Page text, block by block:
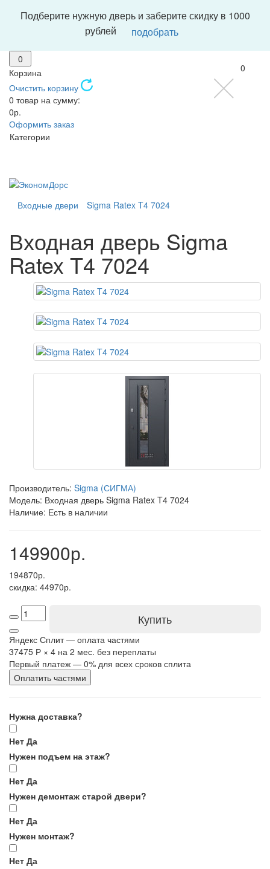
Подберите нужную дверь и заберите скидку в 1000
рублей
подобрать
0
0
Корзина
Очистить корзину
0 товар на сумму:
0р.
Оформить заказ
Категории
Входные двери Sigma Ratex T4 7024
Входная дверь Sigma
Ratex T4 7024
Производитель: Sigma (СИГМА)
Модель: Входная дверь Sigma Ratex T4 7024
Наличие: Есть в наличии
149900р.
194870р.
скидка: 44970р.
Купить
Яндекс Сплит — оплата частями
37475 Р × 4 на 2 мес. без переплаты
Первый платеж — 0% для всех сроков сплита
Оплатить частями
Нужна доставка?
Нет Да
Нужен подъем на этаж?
Нет Да
Нужен демонтаж старой двери?
Нет Да
Нужен монтаж?
Нет Да